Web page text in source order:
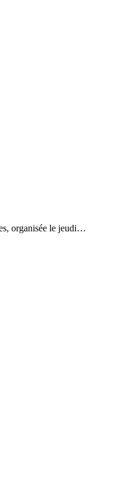
organisée le jeudi…